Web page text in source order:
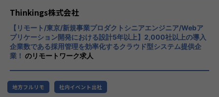
【業務の変更の範囲】
会社の定める範囲
仕事をやってみたい！」「このスキルを伸ばしたい！」等、
今後のキャリアやスキル形成について個人に寄り添いヒアリ
ングした上でアサイン先を決定しています。個人のスキルア
ップ、キャリアパスに出来る限り添えるように、ひとりひと
りと向き合っています！
多様なクライアントやプロジェクトを通じて、フロントエン
ドからバックエンド、クラウド基盤の構築・運用まで、幅広
い技術領域の案件に携わることができます。フルスタックな
エンジニアとしてスキルの幅を伸ばしていただける環境で
Thinkings株式会社
【リモート/東京/新規事業プロダクトシニアエンジニア/Webア
プリケーション開発における設計5年以上】2,000社以上の導入
企業数である採用管理を効率化するクラウド型システム提供企
業！ のリモートワーク求人
地方フルリモ 社内イベント出社